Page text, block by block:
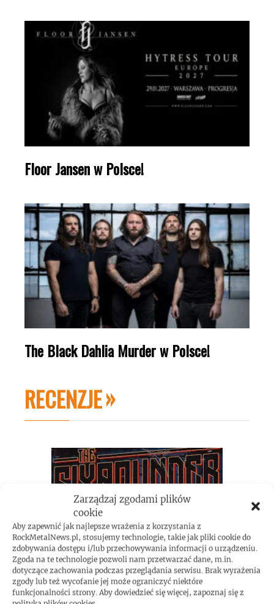
Zarządzaj zgodami plików
cookie
Aby zapewnić jak najlepsze wrażenia z korzystania z
RockMetalNews.pl, stosujemy technologie, takie jak pliki cookie do
zdobywania dostępu i/lub przechowywania informacji o urządzeniu.
Zgoda na te technologie pozwoli nam przetwarzać dane, m.in.
dotyczące zachowania podczas przeglądania serwisu. Brak wyrażenia
zgody lub też wycofanie jej może ograniczyć niektóre
funkcjonalności strony. Aby dowiedzieć się więcej, zapoznaj się z
Floor Jansen w Polsce!
The Black Dahlia Murder w Polsce!
RECENZJE